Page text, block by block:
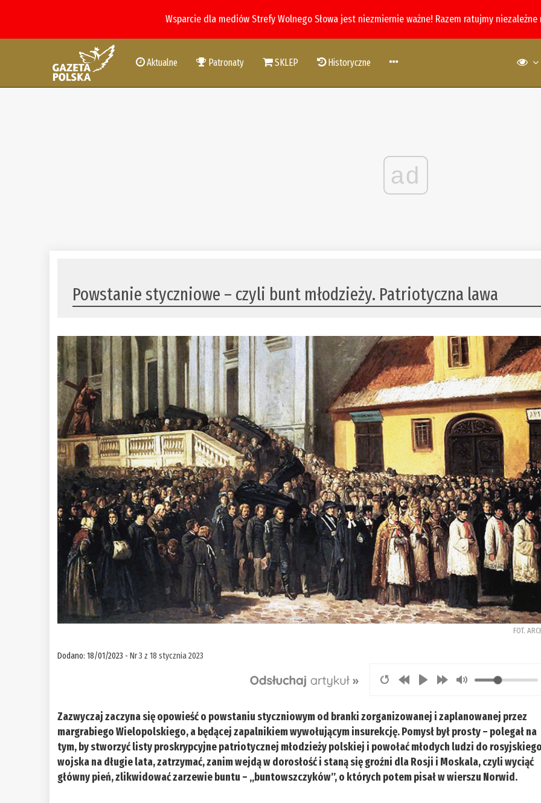
Wsparcie dla mediów Strefy Wolnego Słowa jest niezmiernie ważne! Razem ratujmy
Aktualne Patronaty SKLEP Historyczne
ad
Powstanie styczniowe – czyli bunt młodzieży. Patriotyczna lawa
FOT.
Dodano: 18/01/2023 -Nr 3 z 18 stycznia 2023
Zazwyczaj zaczyna się opowieść o powstaniu styczniowym od branki zorganizowanej i zaplanowanej przez
margrabiego Wielopolskiego, a będącej zapalnikiem wywołującym insurekcję. Pomysł był prosty – polegał na
tym, by stworzyć listy proskrypcyjne patriotycznej młodzieży polskiej i powołać młodych ludzi do
wojska na długie lata, zatrzymać, zanim wejdą w dorosłość i staną się groźni dla Rosji i Moskala, czyli wyciąć
główny pień, zlikwidować zarzewie buntu – „buntowszczyków”, o których potem pisał w wierszu Norwid.